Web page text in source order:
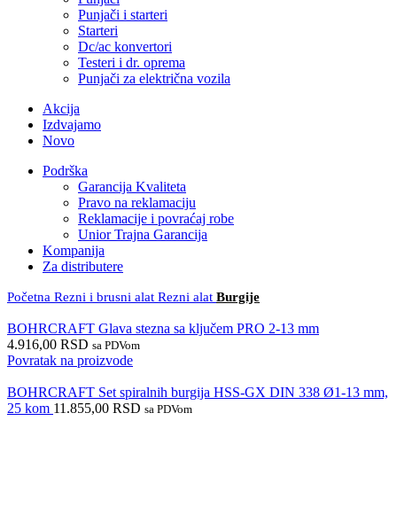
Punjači i starteri
Starteri
Dc/ac konvertori
Testeri i dr. oprema
Punjači za električna vozila
Akcija
Izdvajamo
Novo
Podrška
Garancija Kvaliteta
Pravo na reklamaciju
Reklamacije i povraćaj robe
Unior Trajna Garancija
Kompanija
Za distributere
Početna Rezni i brusni alat Rezni alat Burgije
BOHRCRAFT Glava stezna sa ključem PRO 2-13 mm
4.916,00 RSD sa PDVom
Povratak na proizvode
BOHRCRAFT Set spiralnih burgija HSS-GX DIN 338 Ø1-13 mm,
25 kom 11.855,00 RSD sa PDVom